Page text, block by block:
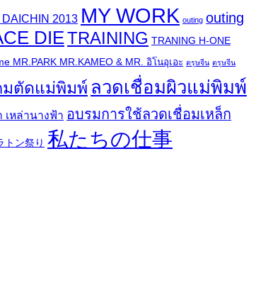
DAICHIN 2013 MY WORK outing outing
DIETRAINING TRANING H-ONE
MR.PARK MR.KAMEO & MR. อิโนอุเอะ ตรุษจีน ตรุษจีน
มตัดแม่พิมพ์ ลวดเชื่อมผิวแม่พิมพ์
เหล่านางฟ้า อบรมการใช้ลวดเชื่อมเหล็ก
トン祭り 私たちの仕事